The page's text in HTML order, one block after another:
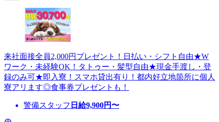
来社面接全員2,000円プレゼント！日払い・シフト自由★W
ワーク・未経験OK！タトゥー・髪型自由★現金手渡し・登
録のみ可★即入寮！スマホ貸出有り！都内好立地箇所に個人
寮アリます◎食事券プレゼントも！
警備スタッフ 日給9,900円〜